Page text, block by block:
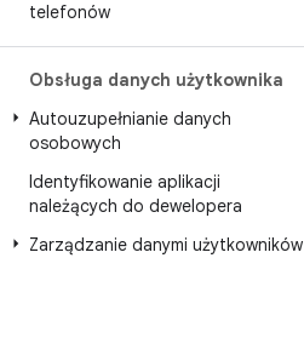
telefonów
Obsługa danych użytkownika
Autouzupełnianie danych
osobowych
Identyfikowanie aplikacji
należących do dewelopera
Zarządzanie danymi użytkowników